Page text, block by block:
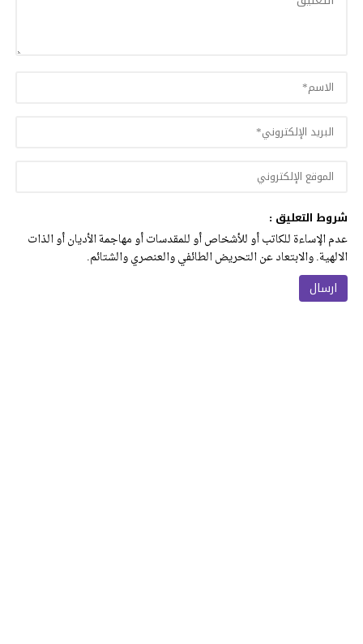
شروط التعليق :
عدم الإساءة للكاتب أو للأشخاص أو للمقدسات أو مهاجمة الأديان أو الذات
الالهية. والابتعاد عن التحريض الطائفي والعنصري والشتائم.